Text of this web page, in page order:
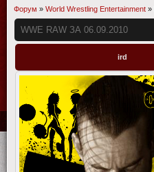
Форум » World Wrestling Entertainment »
WWE RAW ЗА 06.09.2010
ird